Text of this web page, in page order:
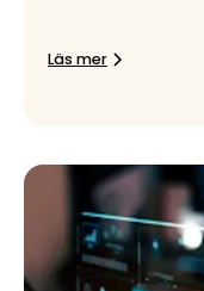
Läs mer